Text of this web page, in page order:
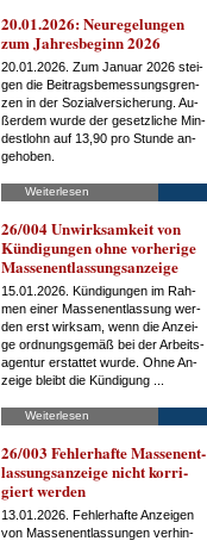
20.01.2026: Neu­re­ge­lun­gen
zum Jah­res­be­ginn 2026
20.01.2026. Zum Ja­nu­ar 2026 stei­
gen die Bei­trags­be­mes­sungs­gren­
zen in der So­zi­al­ver­si­che­rung. Au­
ßer­dem wur­de der ge­setz­li­che Min­
dest­lohn auf 13,90 pro St­un­de an­
ge­ho­ben.
Weiterlesen
26/004 Un­wirk­sam­keit von
Kün­di­gun­gen oh­ne vor­he­ri­ge
Mas­sen­ent­las­sungs­an­zei­ge
15.01.2026. Kün­di­gun­gen im Rah­
men ei­ner Mas­sen­ent­las­sung wer­
den erst wirk­sam, wenn die An­zei­
ge ord­nungs­ge­mäß bei der Ar­beits­
agen­tur er­stat­tet wur­de. Oh­ne An­
zei­ge bleibt die Kün­di­gung ...
Weiterlesen
26/003 Feh­ler­haf­te Mas­sen­ent­
las­sungs­an­zei­ge nicht kor­ri­
giert wer­den
13.01.2026. Feh­ler­haf­te An­zei­gen
von Mas­sen­ent­las­sun­gen ver­hin­